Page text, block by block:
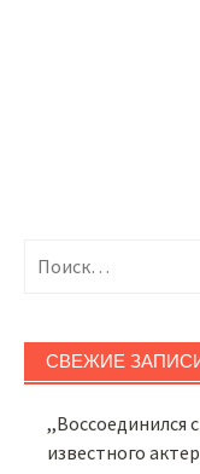
СВЕЖИЕ
,,Воссоединился
известного